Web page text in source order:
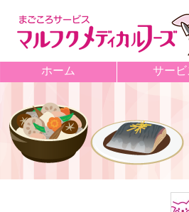
ホーム サー